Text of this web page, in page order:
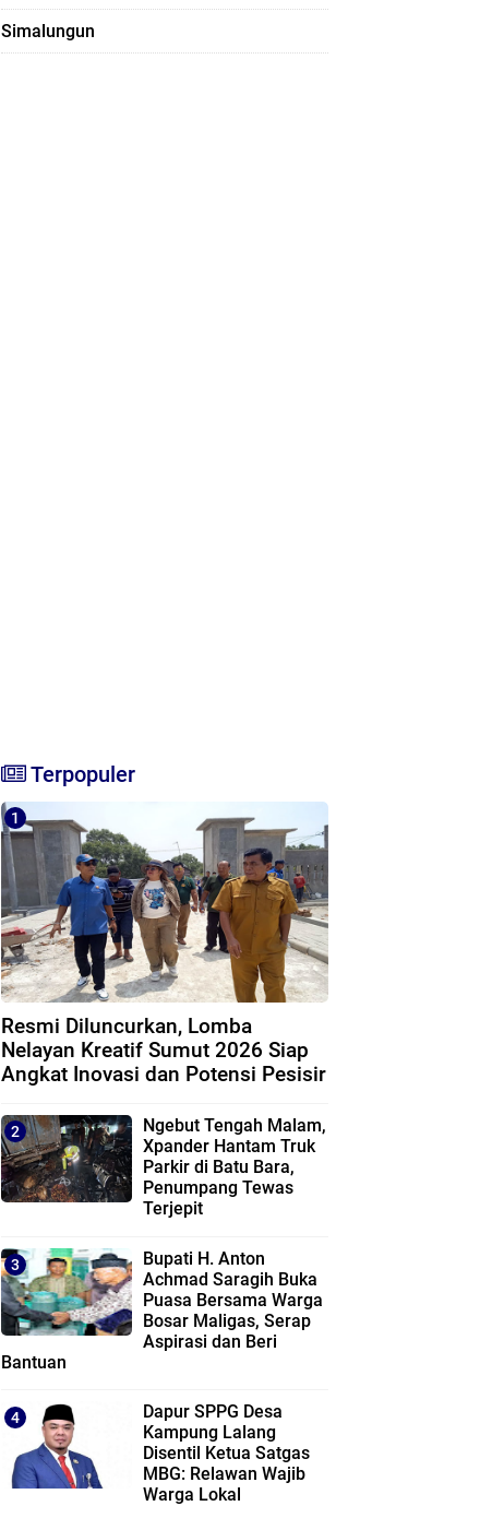
Simalungun
Terpopuler
Resmi Diluncurkan, Lomba
Nelayan Kreatif Sumut 2026 Siap
Angkat Inovasi dan Potensi Pesisir
Ngebut Tengah Malam,
Xpander Hantam Truk
Parkir di Batu Bara,
Penumpang Tewas
Terjepit
Bupati H. Anton
Achmad Saragih Buka
Puasa Bersama Warga
Bosar Maligas, Serap
Aspirasi dan Beri
Bantuan
Dapur SPPG Desa
Kampung Lalang
Disentil Ketua Satgas
MBG: Relawan Wajib
Warga Lokal